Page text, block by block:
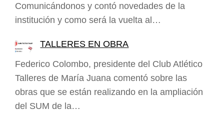
Comunicándonos y contó novedades de la
institución y como será la vuelta al…
TALLERES EN OBRA
Federico Colombo, presidente del Club Atlético
Talleres de María Juana comentó sobre las
obras que se están realizando en la ampliación
del SUM de la…